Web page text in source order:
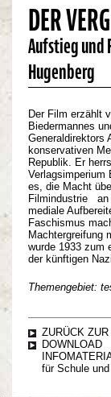
DER
Aufstieg und
Hugenberg
Der Film erzählt
Biedermannes
Generaldirektors
konservativen
Republik. Er
Verlagsimperium
es, die Macht
Filmindustrie an
mediale
Faschismus
Machtergreifung
wurde 1933 zum
der künftigen
Themengebiet:
ZURÜCK
DOWNLOAD
für Schule